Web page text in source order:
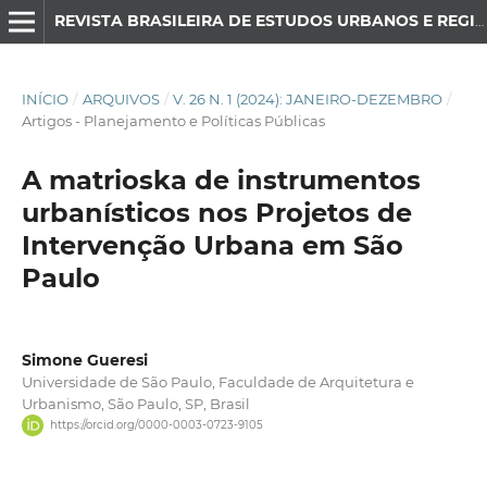
INÍCIO / ARQUIVOS / V. 26 N. 1 (2024): JANEIRO-DEZEMBRO /
Artigos - Planejamento e Políticas Públicas
A matrioska de instrumentos
urbanísticos nos Projetos de
Intervenção Urbana em São
Paulo
Simone Gueresi
Universidade de São Paulo, Faculdade de Arquitetura e
Urbanismo, São Paulo, SP, Brasil
https://orcid.org/0000-0003-0723-9105